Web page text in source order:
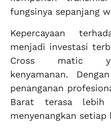
fungsinya sepanjang
Kepercayaan
menjadi investasi
Cross matic
kenyamanan.
penanganan
Barat terasa lebih
menyenangkan setiap